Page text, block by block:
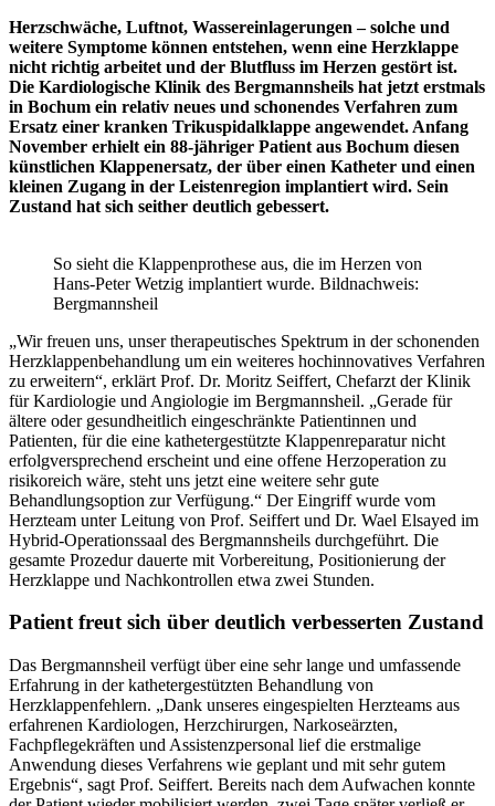
Herzschwäche, Luftnot, Wassereinlagerungen – solche und
weitere Symptome können entstehen, wenn eine Herzklappe
nicht richtig arbeitet und der Blutfluss im Herzen gestört ist.
Die Kardiologische Klinik des Bergmannsheils hat jetzt erstmals
in Bochum ein relativ neues und schonendes Verfahren zum
Ersatz einer kranken Trikuspidalklappe angewendet. Anfang
November erhielt ein 88‑jähriger Patient aus Bochum diesen
künstlichen Klappenersatz, der über einen Katheter und einen
kleinen Zugang in der Leistenregion implantiert wird. Sein
Zustand hat sich seither deutlich gebessert.
So sieht die Klappenprothese aus, die im Herzen von
Hans-Peter Wetzig implantiert wurde. Bildnachweis:
Bergmannsheil
„Wir freuen uns, unser therapeutisches Spektrum in der schonenden
Herzklappenbehandlung um ein weiteres hochinnovatives Verfahren
zu erweitern“, erklärt Prof. Dr. Moritz Seiffert, Chefarzt der Klinik
für Kardiologie und Angiologie im Bergmannsheil. „Gerade für
ältere oder gesundheitlich eingeschränkte Patientinnen und
Patienten, für die eine kathetergestützte Klappenreparatur nicht
erfolgversprechend erscheint und eine offene Herzoperation zu
risikoreich wäre, steht uns jetzt eine weitere sehr gute
Behandlungsoption zur Verfügung.“ Der Eingriff wurde vom
Herzteam unter Leitung von Prof. Seiffert und Dr. Wael Elsayed im
Hybrid-Operationssaal des Bergmannsheils durchgeführt. Die
gesamte Prozedur dauerte mit Vorbereitung, Positionierung der
Herzklappe und Nachkontrollen etwa zwei Stunden.
Patient freut sich über deutlich verbesserten Zustand
Das Bergmannsheil verfügt über eine sehr lange und umfassende
Erfahrung in der kathetergestützten Behandlung von
Herzklappenfehlern. „Dank unseres eingespielten Herzteams aus
erfahrenen Kardiologen, Herzchirurgen, Narkoseärzten,
Fachpflegekräften und Assistenzpersonal lief die erstmalige
Anwendung dieses Verfahrens wie geplant und mit sehr gutem
Ergebnis“, sagt Prof. Seiffert. Bereits nach dem Aufwachen konnte